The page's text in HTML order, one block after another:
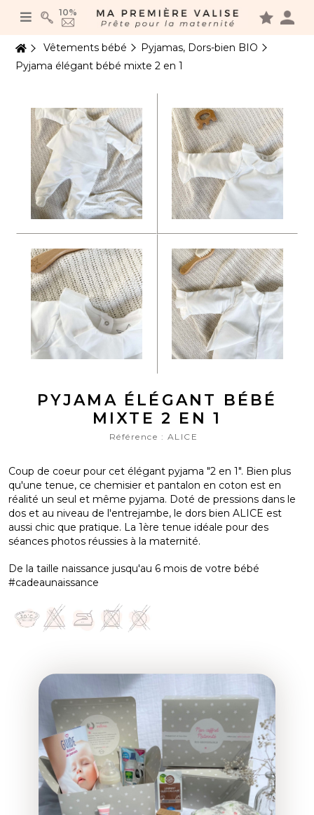
10%
Vêtements bébé
Pyjamas, Dors-bien BIO
Pyjama élégant bébé mixte 2 en 1
PYJAMA ÉLÉGANT BÉBÉ
MIXTE 2 EN 1
Référence : ALICE
Coup de coeur pour cet élégant pyjama "2 en 1". Bien plus
qu'une tenue, ce chemisier et pantalon en coton est en
réalité un seul et même pyjama. Doté de pressions dans le
dos et au niveau de l'entrejambe, le dors bien ALICE est
aussi chic que pratique. La 1ère tenue idéale pour des
séances photos réussies à la maternité.
De la taille naissance jusqu'au 6 mois de votre bébé
#cadeaunaissance
Panneau de gestion des cookies